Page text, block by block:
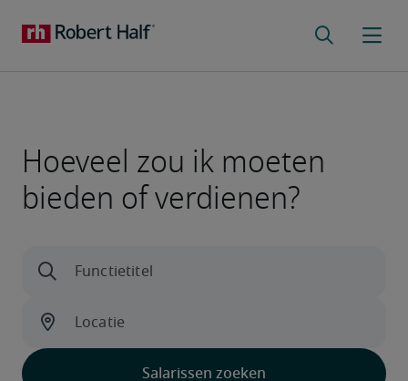
Hoeveel zou ik moeten
bieden of verdienen?